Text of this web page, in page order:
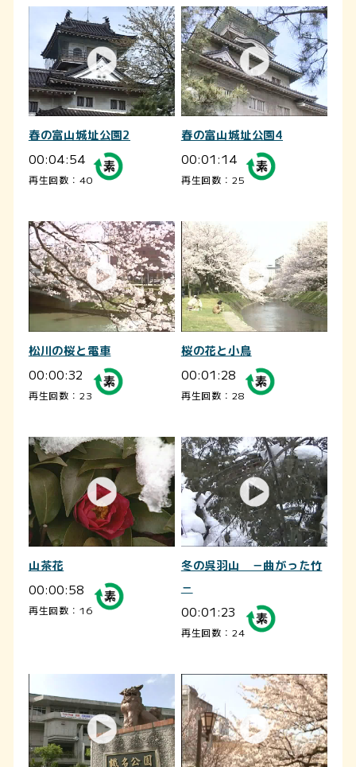
春の富山城址公園2
00:04:54
再生回数：40
春の富山城址公園4
00:01:14
再生回数：25
松川の桜と電車
00:00:32
再生回数：23
桜の花と小鳥
00:01:28
再生回数：28
山茶花
00:00:58
再生回数：16
冬の呉羽山 －曲がった竹
－
00:01:23
再生回数：24